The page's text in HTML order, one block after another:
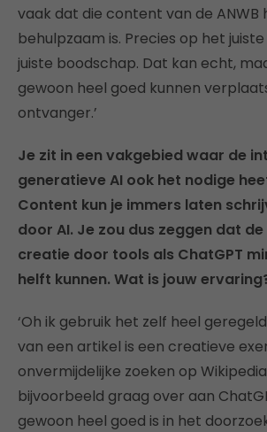
vaak dat die content van de ANWB
behulpzaam is. Precies op het
juiste boodschap. Dat kan echt,
gewoon heel goed kunnen
ontvanger.’
Je zit in een vakgebied waar de
generatieve AI ook het nodige
Content kun je immers laten
door AI. Je zou dus zeggen dat
creatie door tools als ChatGPT
helft kunnen. Wat is jouw
‘Oh ik gebruik het zelf heel
van een artikel is een creatieve
onvermijdelijke zoeken op
bijvoorbeeld graag over aan
gewoon heel goed is in het